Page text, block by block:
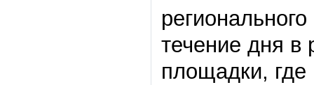
течение дня в
площадки,